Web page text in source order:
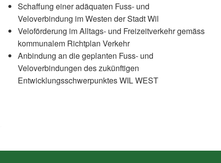
Schaffung einer adäquaten Fuss- und
Veloverbindung im Westen der Stadt Wil
Veloförderung im Alltags- und Freizeitverkehr gemäss
kommunalem Richtplan Verkehr
Anbindung an die geplanten Fuss- und
Veloverbindungen des zukünftigen
Entwicklungsschwerpunktes WIL WEST